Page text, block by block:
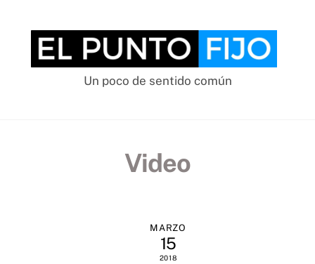
content
Un poco de sentido común
Video
MARZO
15
2018